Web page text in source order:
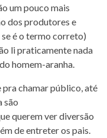
um pouco mais
dos produtores e
é o termo correto)
li praticamente nada
homem-aranha.
pra chamar público, até
são
querem ver diversão
de entreter os pais.